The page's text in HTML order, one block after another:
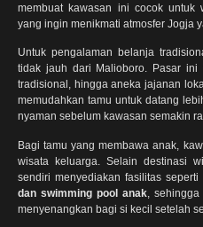
membuat kawasan ini cocok untuk
yang ingin menikmati atmosfer Jogja
Untuk pengalaman belanja
tidak jauh dari Malioboro. Pasar ini
tradisional, hingga aneka jajanan
memudahkan tamu untuk datang
nyaman sebelum kawasan semakin
Bagi tamu yang membawa anak,
wisata keluarga. Selain destinasi
sendiri menyediakan fasilitas seperti
dan swimming pool anak,
menyenangkan bagi si kecil setelah